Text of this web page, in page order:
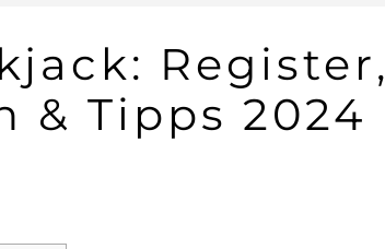
Register,
& Tipps 2024